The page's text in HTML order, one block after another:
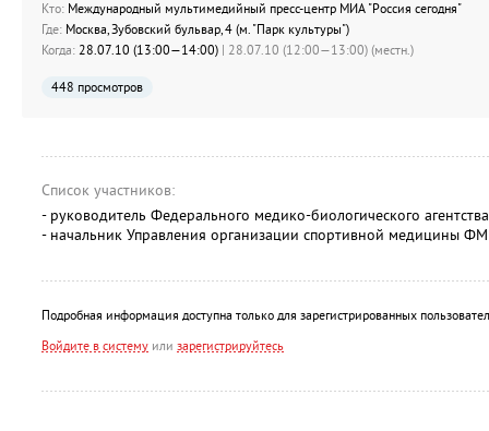
Кто: Международный мультимедийный пресс-центр МИА "Россия сегодня"
Где: Москва, Зубовский бульвар, 4 (м. "Парк культуры")
Когда: 28.07.10 (13:00—14:00) | 28.07.10 (12:00—13:00) (местн.)
448 просмотров
Список участников:
- руководитель Федерального медико-биологического
- начальник Управления организации спортивной
Подробная информация доступна только для зарегистрированных
Войдите в систему или зарегистрируйтесь